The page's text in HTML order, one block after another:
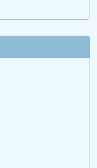
\
enc.moe.edu.tw/ \
https://
link to https://
link to https://
link to
\
\
quit.org/ \
www.hpa.gov.tw/
http://210.61.12.190/
link to http://goo.gl/
link to http://
link to
DOMHAOH/lp-3560-
DOMHAOH/cp-
tycsgcc/ \
\